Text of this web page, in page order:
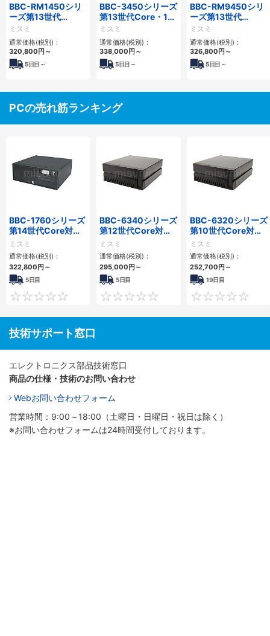
BBC-RM1450シリ
ーズ第13世代
Core・12世代
Celeron対応ラック
マウント4PCIe
ミスミ
通常価格(税別)：
320,800円～
5日目～
BBC-3450シリーズ
第13世代Core・12
世代Celeron対応フ
ロアマウント4PCIe
ミスミ
通常価格(税別)：
338,000円～
5日目～
BBC-RM9450シリ
ーズ第13世代
Core・12世代
Celeron対応ラック
マウント4PCIe
ミスミ
通常価格(税別)：
326,800円～
5日目～
PCの売れ筋ランキング
BBC-1760シリーズ
第14世代Core対応
小型フロアマウント
3PCIe
ミスミ
通常価格(税別)：
322,800円～
5日目
0
BBC-6340シリーズ
第12世代Core対応
小型フロアマウント
PC2PCI/2PCIe
ミスミ
通常価格(税別)：
295,000円～
5日目
0
BBC-6320シリーズ
第10世代Core対応
小型フロアマウント
FAPC 2PCI・2PCIe
ミスミ
通常価格(税別)：
252,700円～
19日目
技術サポート窓口
エレクトロニクス部品技術窓口
商品の仕様・技術のお問い合わせ
Webお問い合わせフォーム
営業時間：9:00～18:00（土曜日・日曜日・祝日は除く）
※お問い合わせフォームは24時間受付しております。